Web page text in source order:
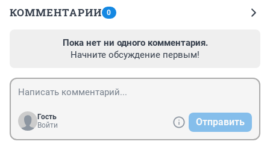
КОММЕНТАРИИ 0
Пока нет ни одного комментария.
Начните обсуждение первым!
Гость
Войти
Отправить